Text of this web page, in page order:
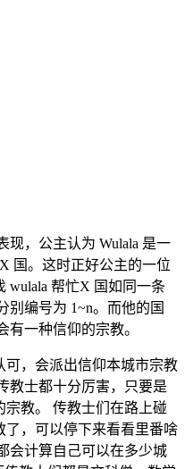
现，公主认为 Wulala 是一
国。这时正好公主的一位
wulala 帮忙X 国如同一条
别编号为 1~n。而他的国
有一种信仰的宗教。
，会派出信仰本城市宗教
教士都十分厉害，只要是
教。 传教士们在路上碰
了，可以停下来看看里番啥
会计算自己可以在多少城